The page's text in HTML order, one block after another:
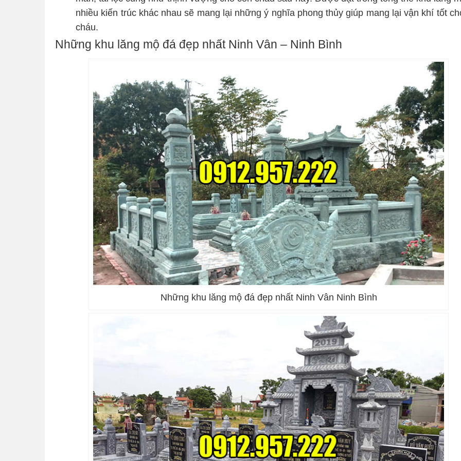
nhiều kiến trúc khác nhau sẽ mang lại những ý nghĩa phong thủy giúp mang lại vận khí tốt
cháu.
Những khu lăng mộ đá đẹp nhất Ninh Vân – Ninh Bình
Những khu lăng mộ đá đẹp nhất Ninh Vân Ninh Bình